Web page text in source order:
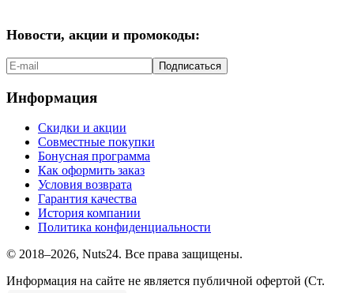
Новости, акции и промокоды:
Подписаться
Информация
Скидки и акции
Совместные покупки
Бонусная программа
Как оформить заказ
Условия возврата
Гарантия качества
История компании
Политика конфиденциальности
© 2018–2026, Nuts24. Все права защищены.
Информация на сайте не является публичной офертой (Ст.